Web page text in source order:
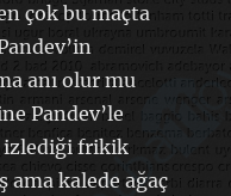
çok bu maçta
anı olur mu
Pandev’le
izlediği frikik
ama kalede ağaç